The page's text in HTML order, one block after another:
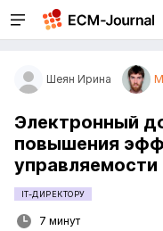
Шеян Ирина
Электронный
повышения
управляемости
IT-ДИРЕКТОРУ
7 минут